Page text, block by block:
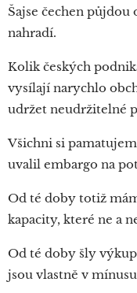
Šajse čechen půjdou
nahradí.
Kolik českých
vysílají narychlo
udržet neudržitelné
Všichni si
uvalil embargo na
Od té doby totiž
kapacity, které ne a
Od té doby šly
jsou vlastně v